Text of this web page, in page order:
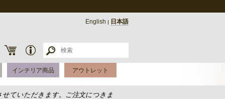
English | 日本語
インテリア商品 アウトレット
せていただきます。ご注文につきま